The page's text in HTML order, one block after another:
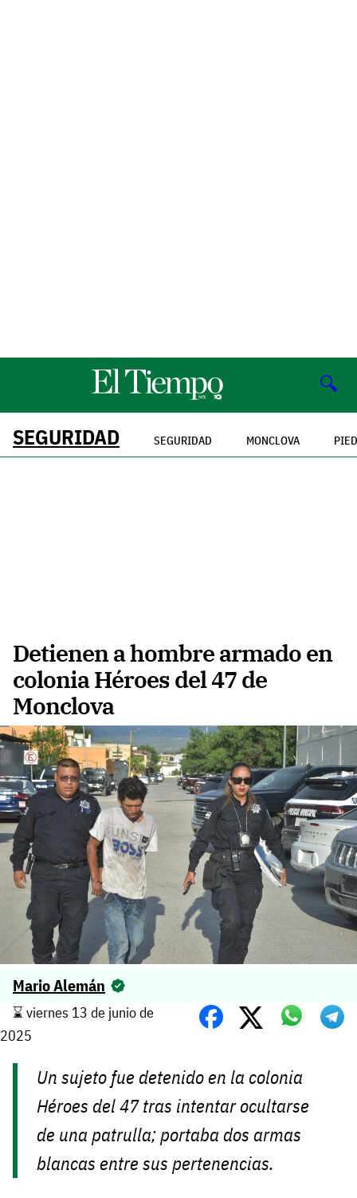
🔍
SEGURIDAD SEGURIDAD MONCLOVA
Detienen a hombre armado en
colonia Héroes del 47 de
Monclova
Mario Alemán
⌛️ viernes 13 de junio de
2025
Un sujeto fue detenido en la colonia
Héroes del 47 tras intentar ocultarse
de una patrulla; portaba dos armas
blancas entre sus pertenencias.